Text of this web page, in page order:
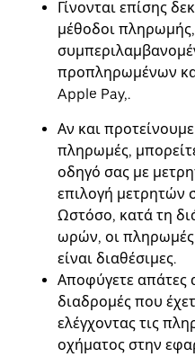
κλείσετε
ημερολόγιο.
Γίνονται επίσης
μέθοδοι πληρωμής,
προπληρωμένων
Apple Pay,.
Αν και
πληρωμές,
οδηγό σας με
επιλογή μετρητών
Ωστόσο, κατά τη
ωρών, οι πληρωμές
είναι διαθέσιμες.
Αποφύγετε απάτες
διαδρομές που
ελέγχοντας τις
οχήματος στην